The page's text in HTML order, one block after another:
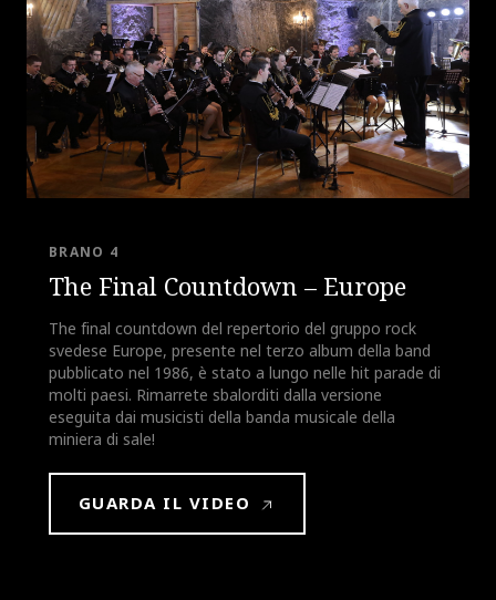
The Final Countdown – Europe
BRANO 4
The final countdown del repertorio del gruppo rock
svedese Europe, presente nel terzo album della band
pubblicato nel 1986, è stato a lungo nelle hit parade di
molti paesi. Rimarrete sbalorditi dalla versione
eseguita dai musicisti della banda musicale della
miniera di sale!
GUARDA IL VIDEO